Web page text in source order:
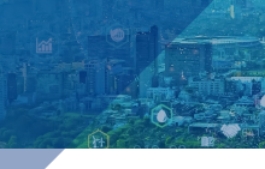
産業廃棄物収集/ 運搬
企業概要
私たちについて